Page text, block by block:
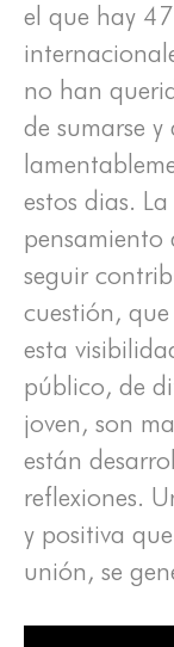
el que hay
no han
de sumarse
estos dias.
pensamiento
seguir
cuestión,
esta
público, de
joven, son
están
reflexiones.
y positiva
unión, se